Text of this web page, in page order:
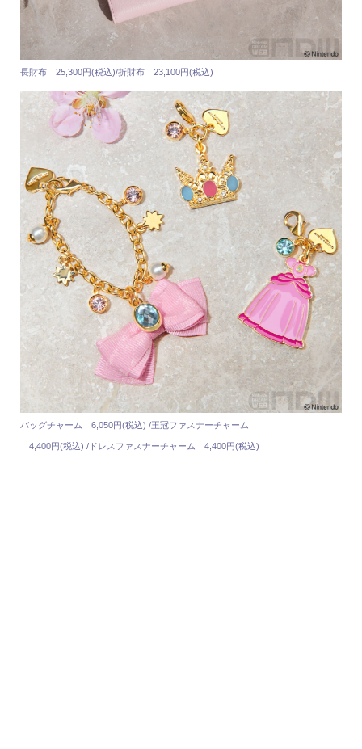
長財布 25,300円(税込)/折財布 23,100円(税込)
バッグチャーム 6,050円(税込) /王冠ファスナーチャーム
4,400円(税込) /ドレスファスナーチャーム 4,400円(税込)